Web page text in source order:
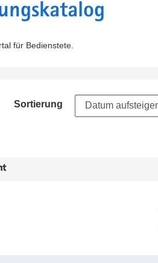
für Bedienstete.
Sortierung